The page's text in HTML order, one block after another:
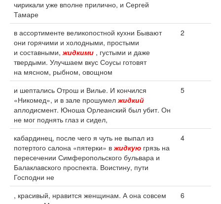
чирикали уже вполне прилично, и Сергей
Тамаре
в ассортименте великопостной кухни Бывают
они горячими и холодными, простыми
и составными,жидкими , густыми и даже
твердыми. Улучшаем вкус Соусы готовят
на мясном, рыбном, овощном
2
и шептались Отрош и Вилье. И кончился
«Никомед», и в зале прошумелжидкий
аплодисмент. Юноша Орлеанский был убит. Он
не мог поднять глаз и сидел,
5
кабардинец, после чего я чуть не выпал из
потертого салона «пятерки» вжидкую грязь на
пересечении Симферопольского бульвара и
Балаклавского проспекта. Воистину, пути
Господни не
4
, красивый, нравится женщинам. А она совсем
6